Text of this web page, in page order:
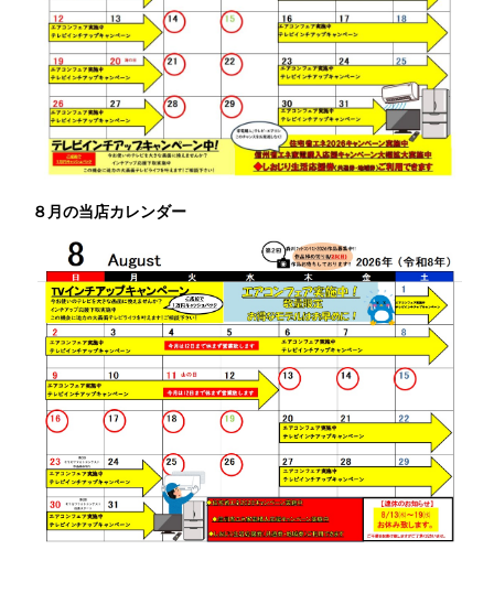
８月の当店カレンダー